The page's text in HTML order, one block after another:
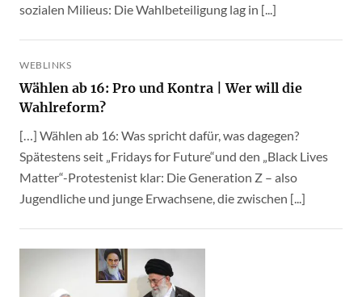
sozialen Milieus: Die Wahlbeteiligung lag in [...]
WEBLINKS
Wählen ab 16: Pro und Kontra | Wer will die
Wahlreform?
[…] Wählen ab 16: Was spricht dafür, was dagegen?
Spätestens seit „Fridays for Future“und den „Black Lives
Matter“-Protestenist klar: Die Generation Z – also
Jugendliche und junge Erwachsene, die zwischen [...]